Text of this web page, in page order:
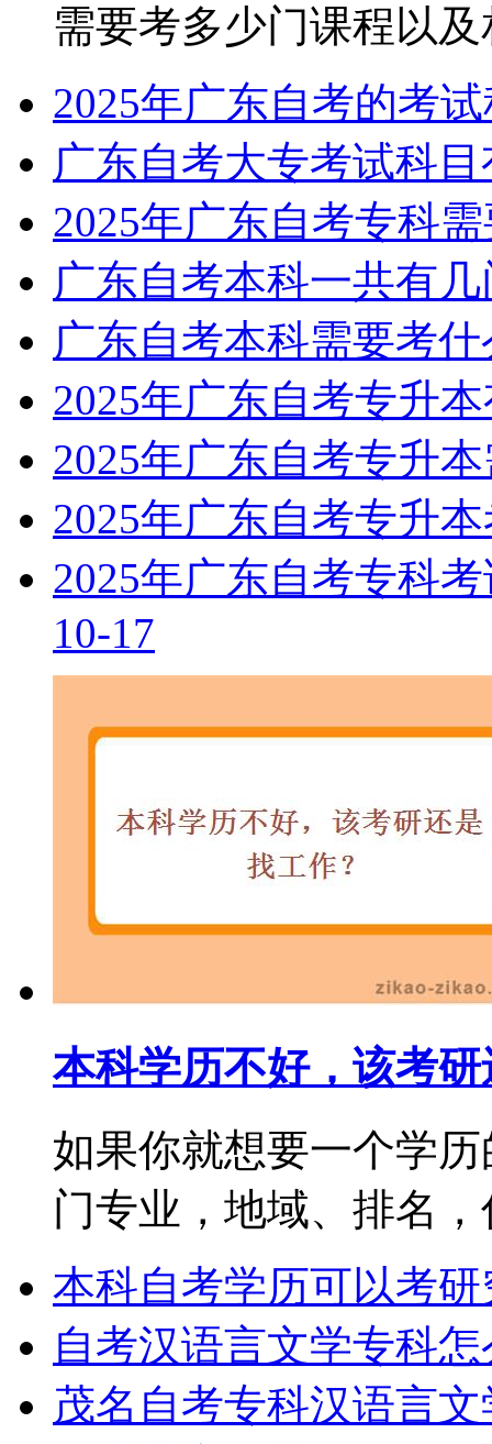
需要考多少门课程以及
2025年广东自考的考
广东自考大专考试科
2025年广东自考专科
广东自考本科一共有
广东自考本科需要考
2025年广东自考专升
2025年广东自考专升
2025年广东自考专升
2025年广东自考专科
10-17
本科学历不好，该考
如果你就想要一个学
门专业，地域、排名，
本科自考学历可以考
自考汉语言文学专科
茂名自考专科汉语言